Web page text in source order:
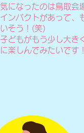
気になったのは鳥取会
インパクトがあって、
いそう！(笑)
子どもがもう少し大き
に楽しんでみたいです！